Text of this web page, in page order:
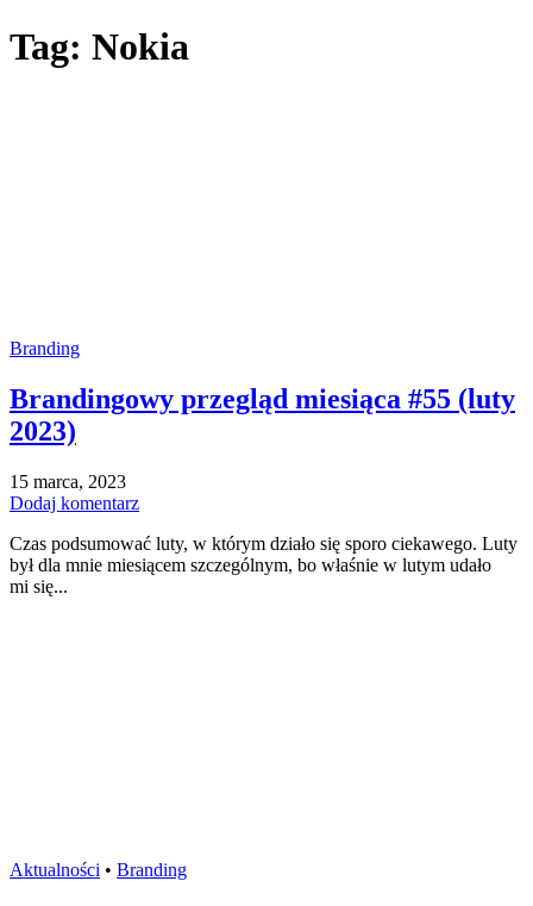
Tag: Nokia
Branding
Brandingowy przegląd miesiąca #55 (luty
2023)
15 marca, 2023
Dodaj komentarz
Czas podsumować luty, w którym działo się sporo ciekawego. Luty
był dla mnie miesiącem szczególnym, bo właśnie w lutym udało
mi się...
Aktualności • Branding